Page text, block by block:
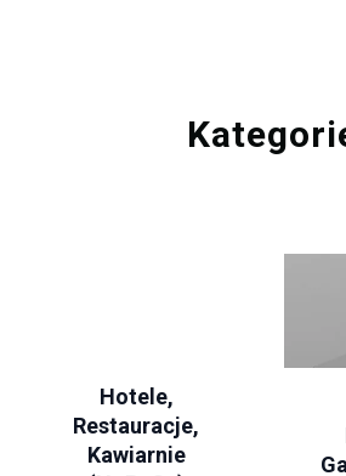
Hotele,
Restauracje,
Kawiarnie